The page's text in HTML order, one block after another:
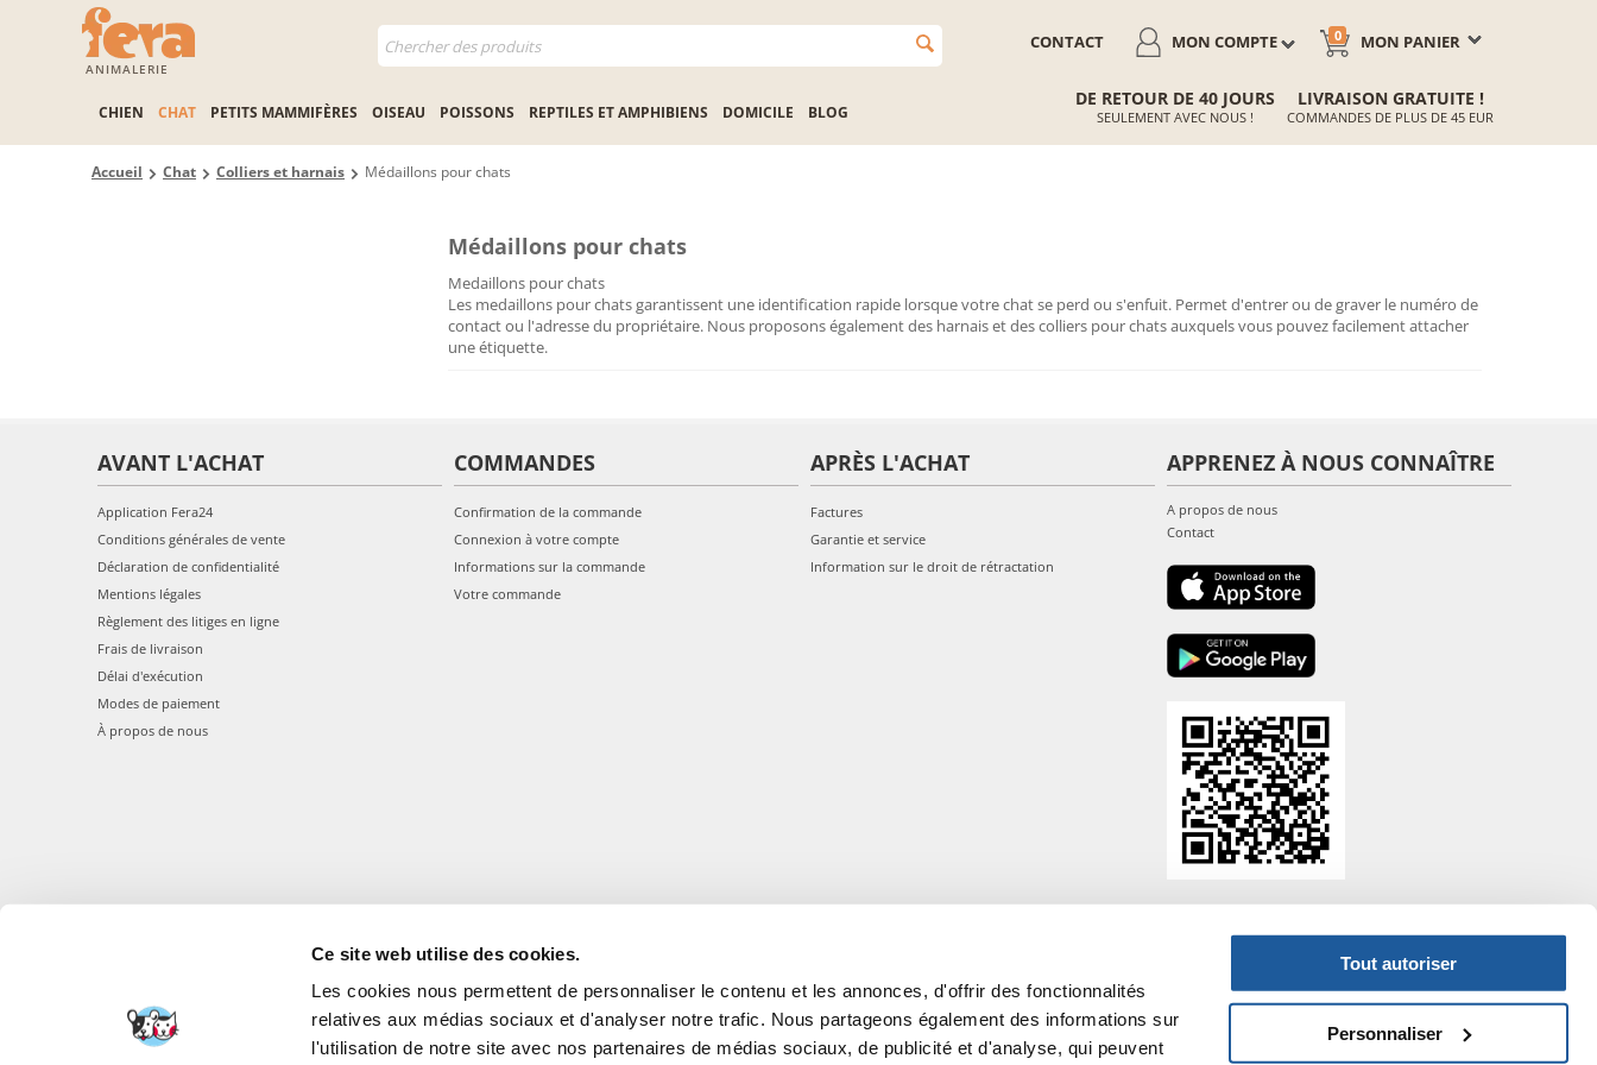
Ce site web utilise des cookies.
Les cookies nous permettent de personnaliser le contenu et les annonces, d'offrir des fonctionnalités
relatives aux médias sociaux et d'analyser notre trafic. Nous partageons également des informations sur
l'utilisation de notre site avec nos partenaires de médias sociaux, de publicité et d'analyse, qui peuvent
Tout autoriser
Personnaliser
ANIMALERIE
MON PANIER
0
MON COMPTE
CONTACT
CHIEN CHAT PETITS MAMMIFÈRES OISEAU POISSONS REPTILES ET AMPHIBIENS DOMICILE BLOG
DE RETOUR DE 40 JOURS
SEULEMENT AVEC NOUS !
LIVRAISON GRATUITE !
COMMANDES DE PLUS DE 45 EUR
Accueil Chat Colliers et harnais Médaillons pour chats
Médaillons pour chats
Medaillons pour chats
Les medaillons pour chats garantissent une identification rapide lorsque votre chat se perd ou s'enfuit. Permet d'entrer ou de graver le numéro de
contact ou l'adresse du propriétaire. Nous proposons également des harnais et des colliers pour chats auxquels vous pouvez facilement attacher
une étiquette.
AVANT L'ACHAT
Application Fera24
Conditions générales de vente
Déclaration de confidentialité
Mentions légales
Règlement des litiges en ligne
Frais de livraison
Délai d'exécution
Modes de paiement
À propos de nous
COMMANDES
Confirmation de la commande
Connexion à votre compte
Informations sur la commande
Votre commande
APRÈS L'ACHAT
Factures
Garantie et service
Information sur le droit de rétractation
APPRENEZ À NOUS CONNAÎTRE
A propos de nous
Contact
© 2024-2026 FERA 24 UG.
FERA INTERNATIONAL: